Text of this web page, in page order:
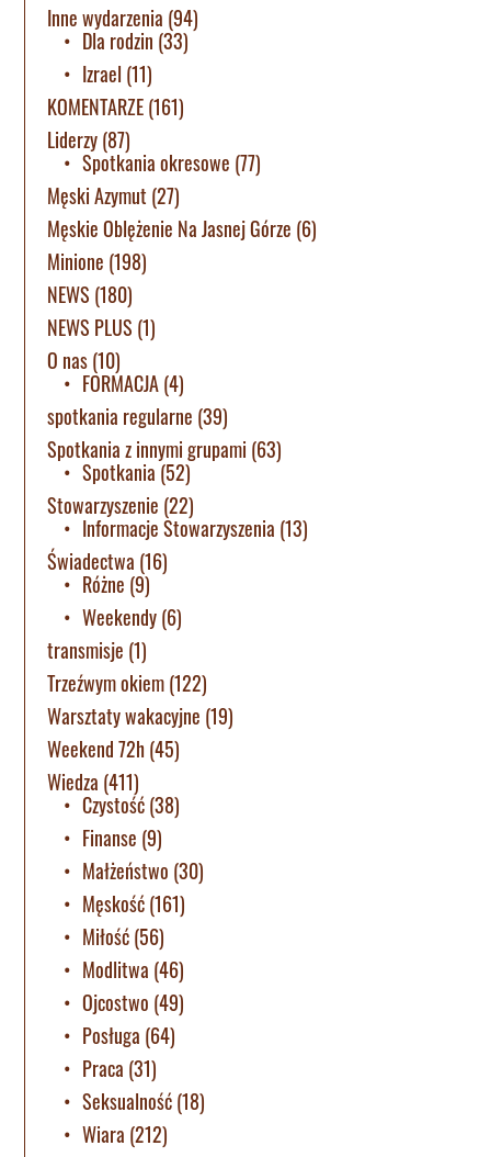
Inne wydarzenia (94)
Dla rodzin (33)
Izrael (11)
KOMENTARZE(161)
Liderzy(87)
Spotkania okresowe (77)
Męski Azymut (27)
Męskie Oblężenie Na Jasnej Górze (6)
Minione (198)
NEWS (180)
NEWS PLUS (1)
O nas(10)
FORMACJA(4)
spotkania regularne (39)
Spotkania z innymi grupami (63)
Spotkania (52)
Stowarzyszenie (22)
Informacje Stowarzyszenia (13)
Świadectwa (16)
Różne (9)
Weekendy(6)
transmisje (1)
Trzeźwym okiem(122)
Warsztaty wakacyjne (19)
Weekend 72h(45)
Wiedza (411)
Czystość(38)
Finanse (9)
Małżeństwo (30)
Męskość(161)
Miłość(56)
Modlitwa (46)
Ojcostwo (49)
Posługa (64)
Praca (31)
Seksualność(18)
Wiara (212)